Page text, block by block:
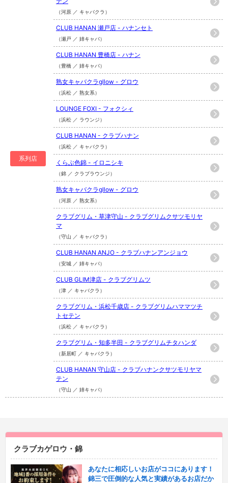
系列店
（河原 ／ キャバクラ）
CLUB HANAN 瀬戸店 - ハナンセト
（瀬戸 ／ 姉キャバ）
CLUB HANAN 豊橋店 - ハナン
（豊橋 ／ 姉キャバ）
熟女キャバクラgllow - グロウ
（浜松 ／ 熟女系）
LOUNGE FOXI - フォクシィ
（浜松 ／ ラウンジ）
CLUB HANAN - クラブハナン
（浜松 ／ キャバクラ）
くらぶ色錦 - イロニシキ
（錦 ／ クラブラウンジ）
熟女キャバクラgllow - グロウ
（河原 ／ 熟女系）
クラブグリム・草津守山 - クラブグリムクサツモリヤ
マ
（守山 ／ キャバクラ）
CLUB HANAN ANJO - クラブハナンアンジョウ
（安城 ／ 姉キャバ）
CLUB GLIM津店 - クラブグリムツ
（津 ／ キャバクラ）
クラブグリム・浜松千歳店 - クラブグリムハママツチ
トセテン
（浜松 ／ キャバクラ）
クラブグリム・知多半田 - クラブグリムチタハンダ
（新居町 ／ キャバクラ）
CLUB HANAN 守山店 - クラブハナンクサツモリヤマ
テン
（守山 ／ 姉キャバ）
クラブカゲロウ・錦
あなたに相応しいお店がココにあります！
錦三で圧倒的な人気と実績があるお店だか